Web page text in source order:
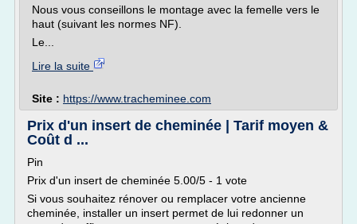
Nous vous conseillons le montage avec la femelle vers le
haut (suivant les normes NF).
Le...
Lire la suite
Site : https://www.tracheminee.com
Prix d'un insert de cheminée | Tarif moyen &
Coût d ...
Pin
Prix d'un insert de cheminée 5.00/5 - 1 vote
Si vous souhaitez rénover ou remplacer votre ancienne
cheminée, installer un insert permet de lui redonner un